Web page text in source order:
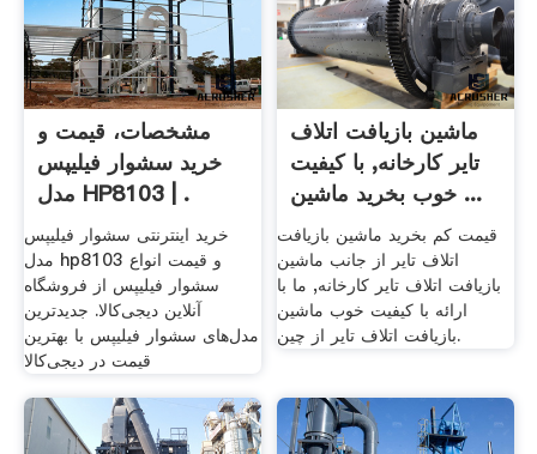
مشخصات، قیمت و
خرید سشوار فیلیپس
مدل HP8103 | .
خرید اینترنتی سشوار فیلیپس
مدل hp8103 و قیمت انواع
سشوار فیلیپس از فروشگاه
آنلاین دیجی‌کالا. جدیدترین
مدل‌های سشوار فیلیپس با بهترین
قیمت در دیجی‌کالا
ماشین بازیافت اتلاف
تایر کارخانه, با کیفیت
خوب بخرید ماشین ...
قیمت کم بخرید ماشین بازیافت
اتلاف تایر از جانب ماشین
بازیافت اتلاف تایر کارخانه, ما با
ارائه با کیفیت خوب ماشین
بازیافت اتلاف تایر از چین.